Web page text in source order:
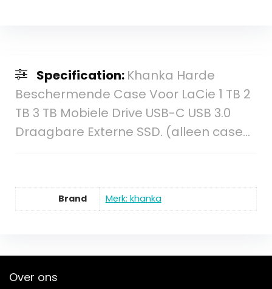
Specification: Khanka Harde
Beschermende Case Voor LaCie 1 TB 2
TB 3 TB Mobiele Drive USB-C USB 3.0
Draagbare Externe SSD. (alleen case…
Brand Merk: khanka
Over ons